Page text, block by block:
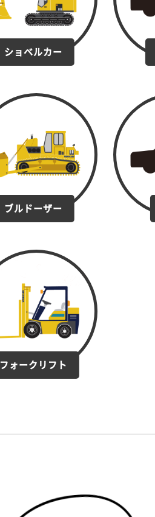
ショベルカー
ブルドーザー
フォークリフト